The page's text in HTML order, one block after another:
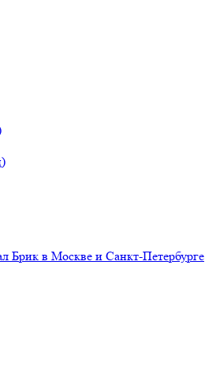
Брик в Москве и Санкт-Петербурге